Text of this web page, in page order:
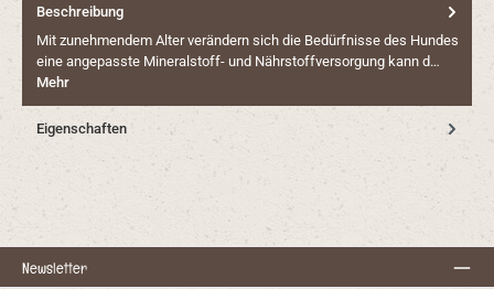
Beschreibung
Mit zunehmendem Alter verändern sich die Bedürfnisse des Hundes
eine angepasste Mineralstoff- und Nährstoffversorgung kann d…
Mehr
Eigenschaften
Newsletter